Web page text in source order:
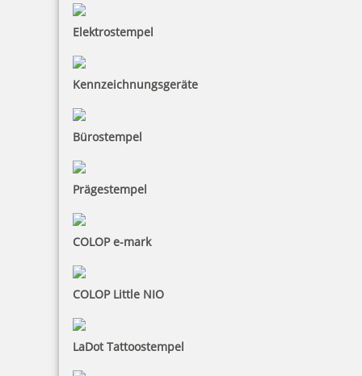
Elektrostempel
Kennzeichnungsgeräte
Bürostempel
Prägestempel
COLOP e-mark
COLOP Little NIO
LaDot Tattoostempel
trodat edy FIX - Motivationsstempel Spitze! - Printy 4922